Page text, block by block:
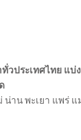
ทั่วประเทศไทย แ
น่าน พะเยา แพร่